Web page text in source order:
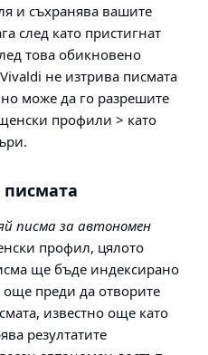
и съхранява вашите
след като пристигнат
това обикновено
не изтрива писмата
може да го разрешите
профили > като
.
писмата
писма за автономен
профил, цялото
ще бъде индексирано
преди да отворите
известно още като
резултатите